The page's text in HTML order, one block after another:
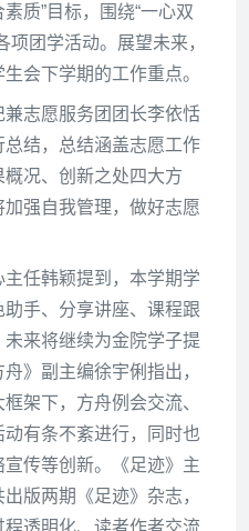
质”目标，围绕“一心双
项团学活动。展望未来，
会下学期的工作重点。
志愿服务团团长李依恬
结，总结涵盖志愿工作
况、创新之处四大方
强自我管理，做好志愿
任韩颖提到，本学期学
手、分享讲座、课程跟
来将继续为金院学子提
》副主编徐宇俐指出，
架下，方舟例会交流、
有条不紊进行，同时也
传等创新。《足迹》主
版两期《足迹》杂志，
透明化、读者作者交流